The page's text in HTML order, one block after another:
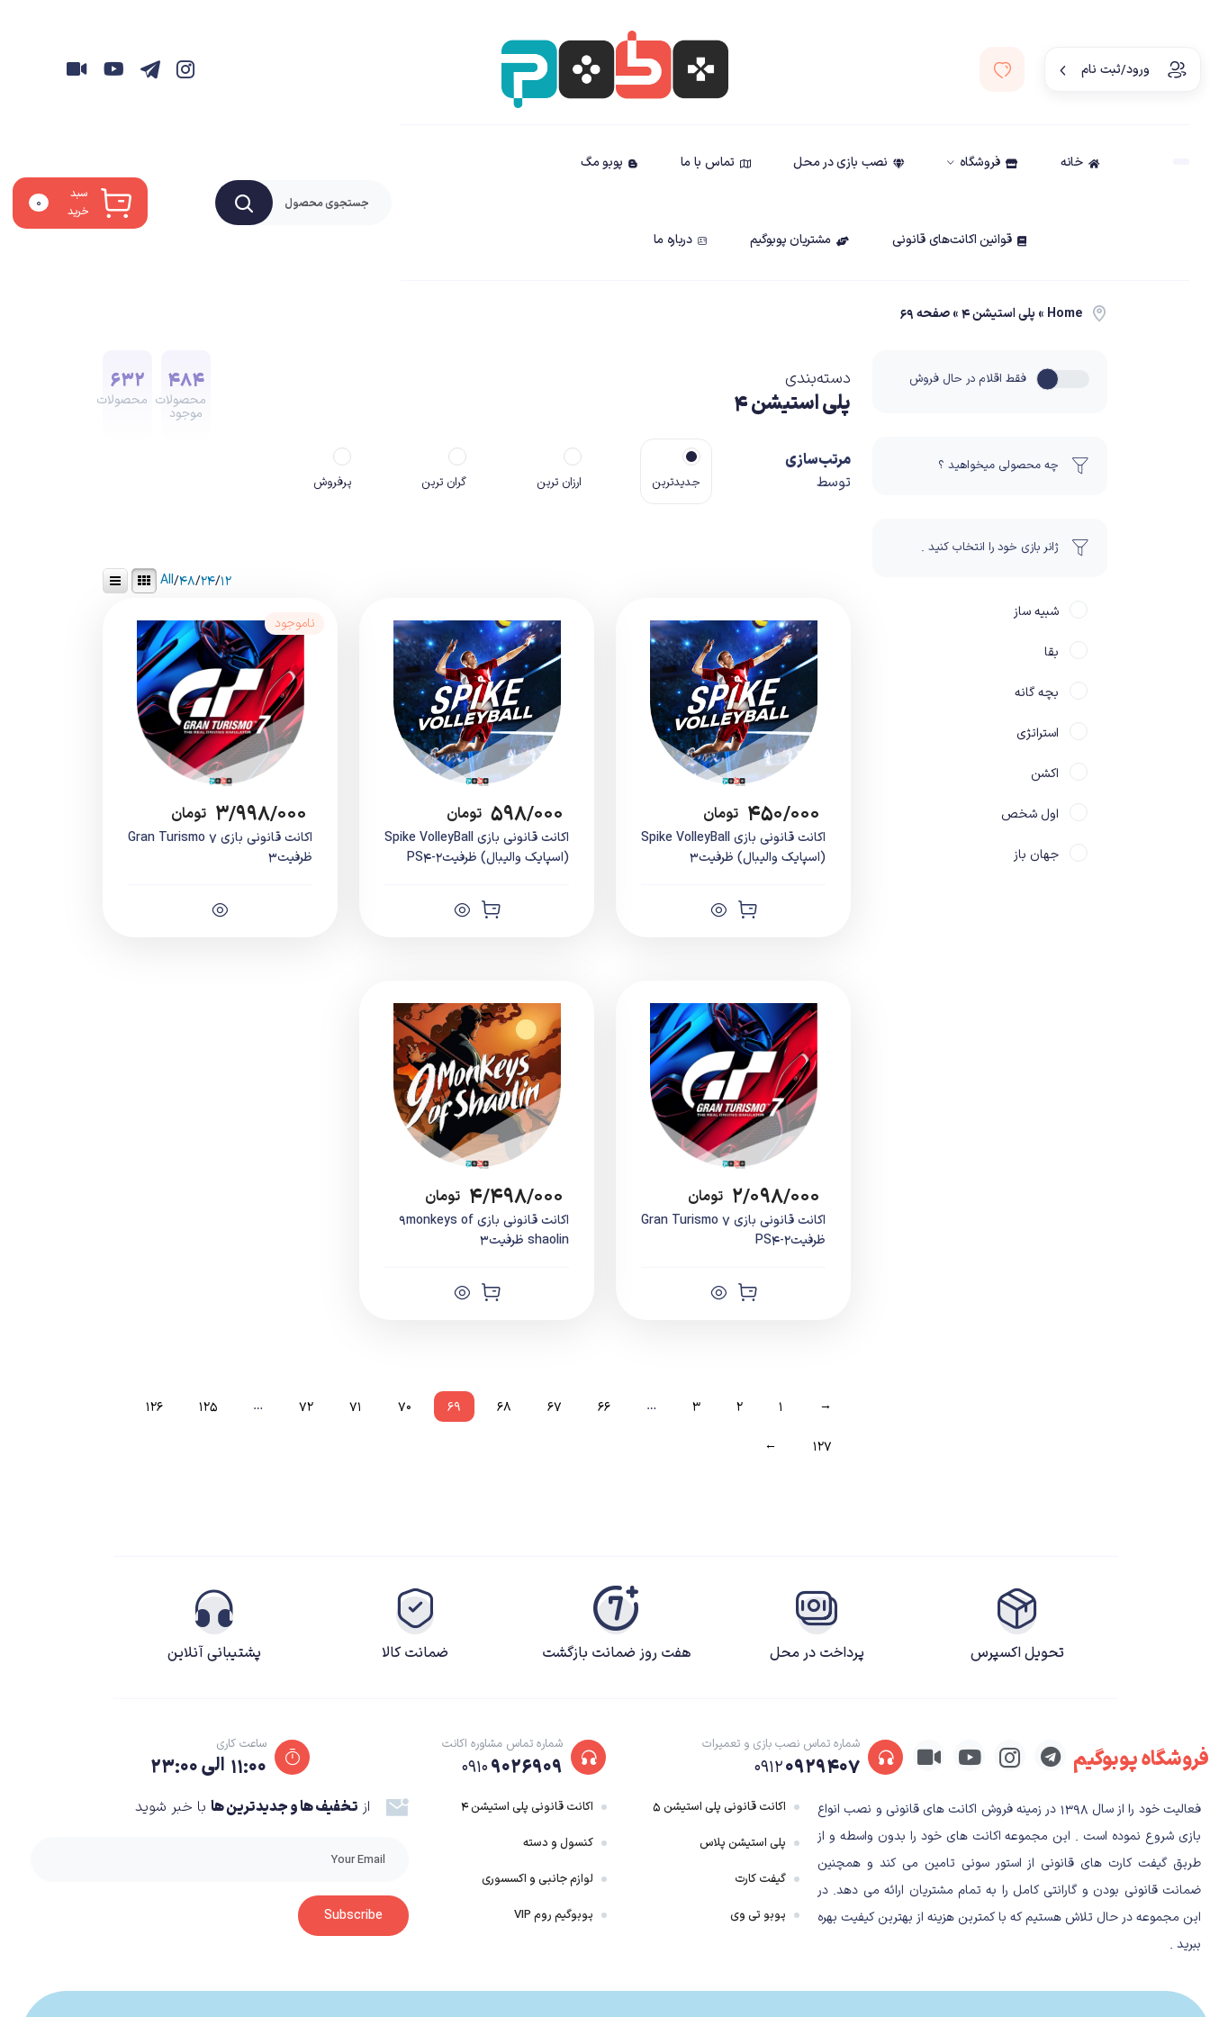
ورود/ثبت نام
خانه فروشگاه نصب بازی در محل تماس با ما پوبو مگ
قوانین اکانت‌های قانونی مشتریان پوبوگیم درباره ما
سبد
خرید
۰
Home
» پلی استیشن ۴ »صفحه ۶۹
فقط اقلام در حال فروش
چه محصولی میخواهید ؟
ژانر بازی خود را انتخاب کنید .
شبیه ساز
بقا
بچه گانه
استراتژی
اکشن
اول شخص
جهان باز
دسته‌بندی
پلی استیشن ۴
۴۸۴
محصولات
موجود
۶۳۲
محصولات
مرتب‌سازی
توسط
جدیدترین ارزان ترین گران ترین پرفروش
۱۲/۲۴/۴۸/
All
۴۵۰/۰۰۰ تومان
اکانت قانونی بازی Spike VolleyBall
(اسپایک والیبال) ظرفیت3
۵۹۸/۰۰۰ تومان
اکانت قانونی بازی Spike VolleyBall
(اسپایک والیبال) ظرفیت2-PS4
ناموجود
۳/۹۹۸/۰۰۰ تومان
اکانت قانونی بازی Gran Turismo 7
ظرفیت3
۲/۰۹۸/۰۰۰ تومان
اکانت قانونی بازی Gran Turismo 7
ظرفیت2-PS4
۴/۴۹۸/۰۰۰ تومان
اکانت قانونی بازی 9monkeys of
shaolin ظرفیت3
→ ۱ ۲ ۳ … ۶۶ ۶۷ ۶۸ ۶۹ ۷۰ ۷۱ ۷۲ … ۱۲۵ ۱۲۶
۱۲۷ ←
تحویل اکسپرس پرداخت در محل هفت روز ضمانت بازگشت ضمانت کالا پشتیبانی آنلاین
فروشگاه پوبوگیم
شماره تماس نصب بازی و تعمیرات
۰۹۱۲۰۹۲۹۴۰۷
شماره تماس مشاوره اکانت
۰۹۱۰۹۰۲۶۹۰۹
ساعت کاری
۱۱:۰۰ الی ۲۳:۰۰
فعالیت خود را از سال ۱۳۹۸ در زمینه فروش اکانت های قانونی و نصب انواع
بازی شروع نموده است . این مجموعه اکانت های خود را بدون واسطه و از
طریق گیفت کارت های قانونی از استور سونی تامین می کند و همچنین
ضمانت قانونی بودن و گارانتی کامل را به تمام مشتریان ارائه می دهد. در
این مجموعه در حال تلاش هستیم که با کمترین هزینه از بهترین کیفیت بهره
ببرید .
اکانت قانونی پلی استیشن ۵
پلی استیشن پلاس
گیفت کارت
پوبو تی وی
اکانت قانونی پلی استیشن ۴
کنسول و دسته
لوازم جانبی و اکسسوری
پوبوگیم روم VIP
از تخفیف ها و جدیدترین ها با خبر شوید
Subscribe